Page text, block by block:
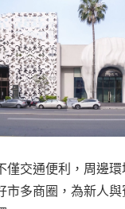
僅交通便利，周邊
市多商圈，為新人